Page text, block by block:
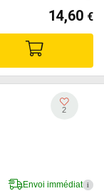
14,60 €
2
Envoi immédiat i